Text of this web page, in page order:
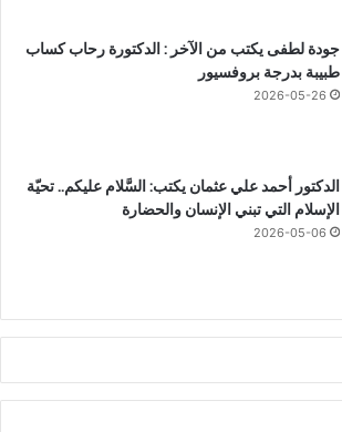
جودة لطفى يكتب من الآخر : الدكتورة رحاب كساب
طبيبة بدرجة بروفسيور
2026-05-26
الدكتور أحمد علي عثمان يكتب: السَّلام عليكم.. تحيّة
الإسلام التي تبني الإنسان والحضارة
2026-05-06